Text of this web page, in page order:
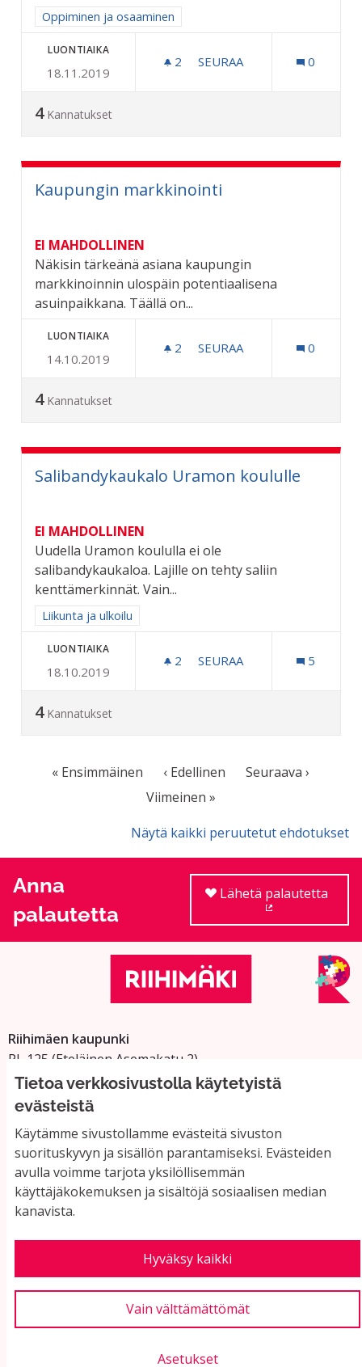
Tietoa verkkosivustolla käytetyistä
evästeistä
Käytämme sivustollamme evästeitä sivuston
suorituskyvyn ja sisällön parantamiseksi. Evästeiden
avulla voimme tarjota yksilöllisemmän
käyttäjäkokemuksen ja sisältöjä sosiaalisen median
kanavista.
Hyväksy kaikki
Vain välttämättömät
Asetukset
Rajaa tulokset aihepiirin mukaan: Oppiminen ja osaaminen
Oppiminen ja osaaminen
LUONTIAIKA
18.11.2019
2 2 SEURAAJAA
SEURAA 0
4 Kannatukset
Kaupungin markkinointi
EI MAHDOLLINEN
Näkisin tärkeänä asiana kaupungin
markkinoinnin ulospäin potentiaalisena
asuinpaikkana. Täällä on...
LUONTIAIKA
14.10.2019
2 2 SEURAAJAA
SEURAA 0
4 Kannatukset
Salibandykaukalo Uramon koululle
EI MAHDOLLINEN
Uudella Uramon koululla ei ole
salibandykaukaloa. Lajille on tehty saliin
kenttämerkinnät. Vain...
Rajaa tulokset aihepiirin mukaan: Liikunta ja ulkoilu
Liikunta ja ulkoilu
LUONTIAIKA
18.10.2019
2 2 SEURAAJAA
SEURAA 5
4 Kannatukset
« Ensimmäinen ‹ Edellinen
Seuraava ›
Viimeinen »
Näytä kaikki peruutetut ehdotukset
Anna
palautetta
Lähetä palautetta
Riihimäen kaupunki
PL 125 (Eteläinen Asemakatu 2)
11101 Riihimäki
Vaihde: 019 758 4000
Sähköpostiosoitteet:
etunimi.sukunimi@riihimaki.fi
Yhteystiedot ja usein kysyttyä
Käyttöehdot
Evästeasetukset